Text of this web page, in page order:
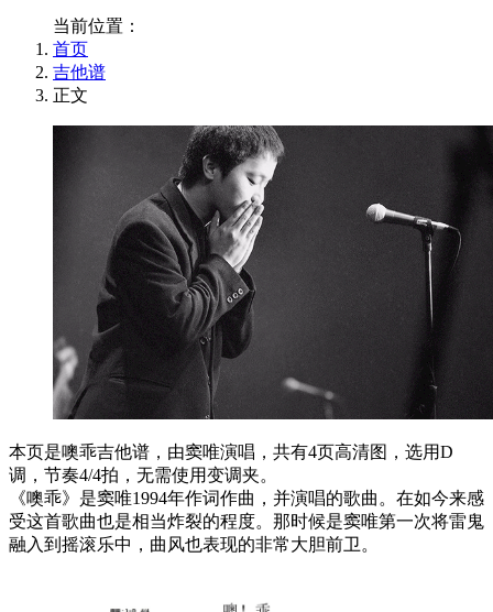
当前位置：
首页
吉他谱
正文
本页是噢乖吉他谱，由窦唯演唱，共有4页高清图，选用D
调，节奏4/4拍，无需使用变调夹。
《噢乖》是窦唯1994年作词作曲，并演唱的歌曲。在如今来感
受这首歌曲也是相当炸裂的程度。那时候是窦唯第一次将雷鬼
融入到摇滚乐中，曲风也表现的非常大胆前卫。